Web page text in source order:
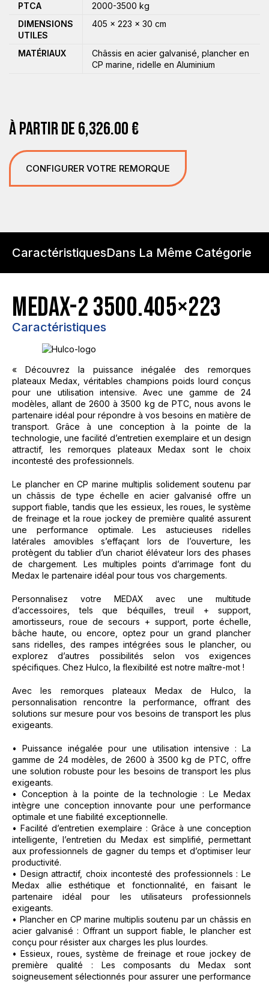
PTCA
2000-3500 kg
DIMENSIONS
UTILES
405 × 223 × 30 cm
MATÉRIAUX
Châssis en acier galvanisé, plancher en
CP marine, ridelle en Aluminium
À PARTIR DE6,326.00€
CONFIGURER VOTRE REMORQUE
CaractéristiquesDans La Même Catégorie
MEDAX-2 3500.405×223
Caractéristiques
« Découvrez la puissance inégalée des remorques
plateaux Medax, véritables champions poids lourd conçus
pour une utilisation intensive. Avec une gamme de 24
modèles, allant de 2600 à 3500 kg de PTC, nous avons le
partenaire idéal pour répondre à vos besoins en matière de
transport. Grâce à une conception à la pointe de la
technologie, une facilité d’entretien exemplaire et un design
attractif, les remorques plateaux Medax sont le choix
incontesté des professionnels.
Le plancher en CP marine multiplis solidement soutenu par
un châssis de type échelle en acier galvanisé offre un
support fiable, tandis que les essieux, les roues, le système
de freinage et la roue jockey de première qualité assurent
une performance optimale. Les astucieuses ridelles
latérales amovibles s’effaçant lors de l’ouverture, les
protègent du tablier d’un chariot élévateur lors des phases
de chargement. Les multiples points d’arrimage font du
Medax le partenaire idéal pour tous vos chargements.
Personnalisez votre MEDAX avec une multitude
d’accessoires, tels que béquilles, treuil + support,
amortisseurs, roue de secours + support, porte échelle,
bâche haute, ou encore, optez pour un grand plancher
sans ridelles, des rampes intégrées sous le plancher, ou
explorez d’autres possibilités selon vos exigences
spécifiques. Chez Hulco, la flexibilité est notre maître-mot !
Avec les remorques plateaux Medax de Hulco, la
personnalisation rencontre la performance, offrant des
solutions sur mesure pour vos besoins de transport les plus
exigeants.
• Puissance inégalée pour une utilisation intensive : La
gamme de 24 modèles, de 2600 à 3500 kg de PTC, offre
une solution robuste pour les besoins de transport les plus
exigeants.
• Conception à la pointe de la technologie : Le Medax
intègre une conception innovante pour une performance
optimale et une fiabilité exceptionnelle.
• Facilité d’entretien exemplaire : Grâce à une conception
intelligente, l’entretien du Medax est simplifié, permettant
aux professionnels de gagner du temps et d’optimiser leur
productivité.
• Design attractif, choix incontesté des professionnels : Le
Medax allie esthétique et fonctionnalité, en faisant le
partenaire idéal pour les utilisateurs professionnels
exigeants.
• Plancher en CP marine multiplis soutenu par un châssis en
acier galvanisé : Offrant un support fiable, le plancher est
conçu pour résister aux charges les plus lourdes.
• Essieux, roues, système de freinage et roue jockey de
première qualité : Les composants du Medax sont
soigneusement sélectionnés pour assurer une performance